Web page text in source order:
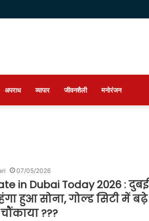
अपराध व्यापार जीवनशैली मनोरंजन
07/05/2026
in Dubai Today 2026 : दुबई
हुआ सोना, गोल्ड सिटी में बढ़े
???